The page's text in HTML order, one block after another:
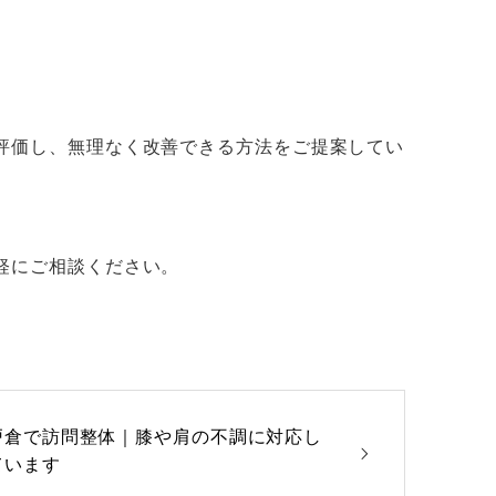
し、無理なく改善できる方法をご提案してい
ご相談ください。
倉で訪問整体｜膝や肩の不調に対応し
います